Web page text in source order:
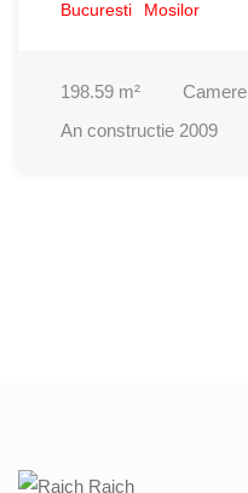
Bucuresti Mosilor
198.59 m² Camere
An constructie 2009